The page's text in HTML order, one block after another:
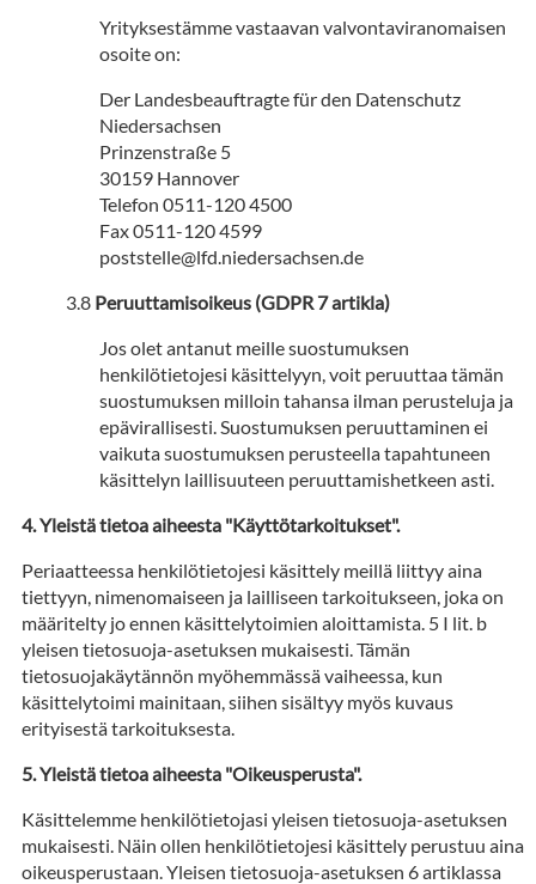
Yrityksestämme vastaavan valvontaviranomaisen
osoite on:
Der Landesbeauftragte für den Datenschutz
Niedersachsen
Prinzenstraße 5
30159 Hannover
Telefon 0511-120 4500
Fax 0511-120 4599
poststelle@lfd.niedersachsen.de
Peruuttamisoikeus (GDPR 7 artikla)
Jos olet antanut meille suostumuksen
henkilötietojesi käsittelyyn, voit peruuttaa tämän
suostumuksen milloin tahansa ilman perusteluja ja
epävirallisesti. Suostumuksen peruuttaminen ei
vaikuta suostumuksen perusteella tapahtuneen
käsittelyn laillisuuteen peruuttamishetkeen asti.
Yleistä tietoa aiheesta "Käyttötarkoitukset".
Periaatteessa henkilötietojesi käsittely meillä liittyy aina
tiettyyn, nimenomaiseen ja lailliseen tarkoitukseen, joka on
määritelty jo ennen käsittelytoimien aloittamista. 5 I lit. b
yleisen tietosuoja-asetuksen mukaisesti. Tämän
tietosuojakäytännön myöhemmässä vaiheessa, kun
käsittelytoimi mainitaan, siihen sisältyy myös kuvaus
erityisestä tarkoituksesta.
Yleistä tietoa aiheesta "Oikeusperusta".
Käsittelemme henkilötietojasi yleisen tietosuoja-asetuksen
mukaisesti. Näin ollen henkilötietojesi käsittely perustuu aina
oikeusperustaan. Yleisen tietosuoja-asetuksen 6 artiklassa